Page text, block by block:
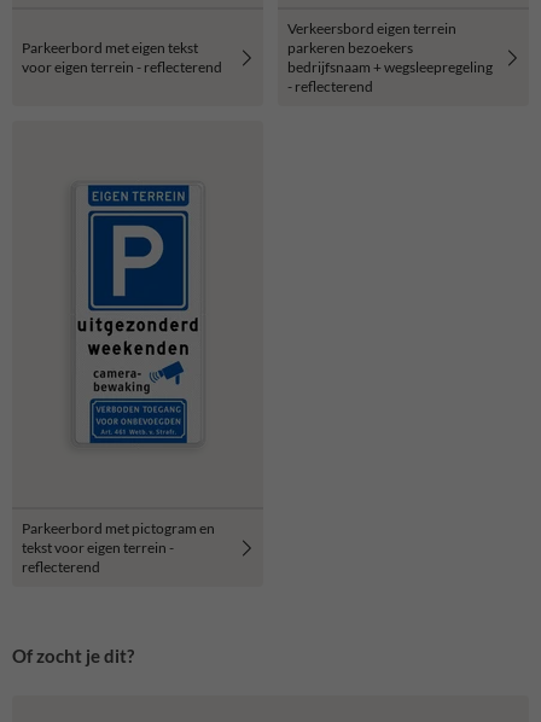
Parkeerbord met eigen tekst
voor eigen terrein - reflecterend
Verkeersbord eigen terrein
parkeren bezoekers
bedrijfsnaam + wegsleepregeling
- reflecterend
Parkeerbord met pictogram en
tekst voor eigen terrein -
reflecterend
Of zocht je dit?